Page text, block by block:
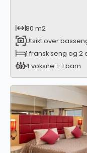
80 m2
Utsikt over
1 fransk seng og 2
4 voksne + 1 barn